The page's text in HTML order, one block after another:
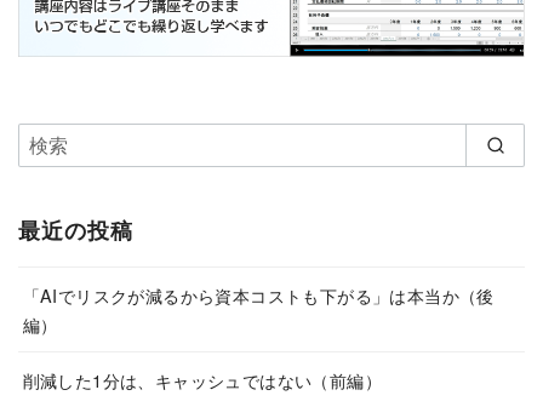
最近の投稿
「AIでリスクが減るから資本コストも下がる」は本当か（後
編）
削減した1分は、キャッシュではない（前編）